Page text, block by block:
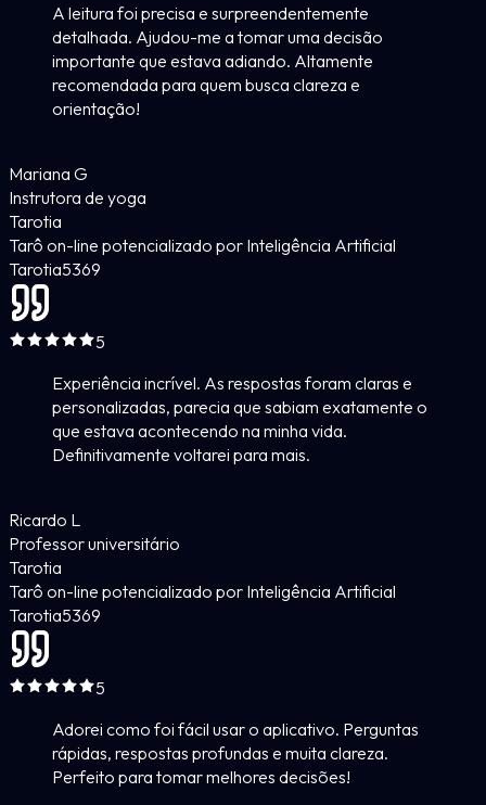
A leitura foi precisa e surpreendentemente
detalhada. Ajudou-me a tomar uma decisão
importante que estava adiando. Altamente
recomendada para quem busca clareza e
orientação!
Mariana G
Instrutora de yoga
Tarotia
Tarô on-line potencializado por Inteligência Artificial
Tarotia5369
5
Experiência incrível. As respostas foram claras e
personalizadas, parecia que sabiam exatamente o
que estava acontecendo na minha vida.
Definitivamente voltarei para mais.
Ricardo L
Professor universitário
Tarotia
Tarô on-line potencializado por Inteligência Artificial
Tarotia5369
5
Adorei como foi fácil usar o aplicativo. Perguntas
rápidas, respostas profundas e muita clareza.
Perfeito para tomar melhores decisões!